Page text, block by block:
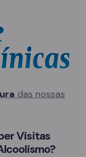
das nossas
Visitas